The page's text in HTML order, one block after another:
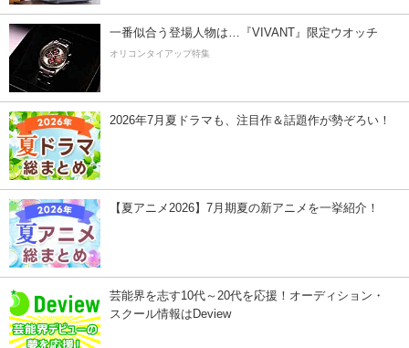
一番似合う登場人物は…『VIVANT』限定ウオッチ
オリコンタイアップ特集
2026年7月夏ドラマも、注目作＆話題作が勢ぞろい！
【夏アニメ2026】7月期夏の新アニメを一挙紹介！
芸能界を志す10代～20代を応援！オーディション・
スクール情報はDeview